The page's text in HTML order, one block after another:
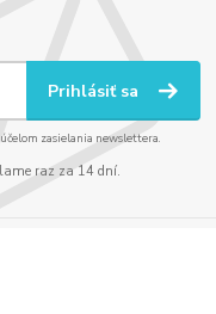
Prihlásiť sa
účelom zasielania newslettera.
raz za 14 dní.